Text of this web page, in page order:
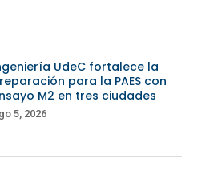
UdeC fortalece la
para la PAES con
M2 en tres ciudades
5, 2026